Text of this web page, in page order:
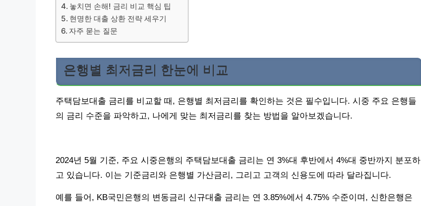
놓치면 손해! 금리 비교 핵심 팁
현명한 대출 상환 전략 세우기
자주 묻는 질문
은행별 최저금리 한눈에 비교
주택담보대출 금리를 비교할 때, 은행별 최저금리를 확인하는 것은 필수입니다. 시중 주요 은행들
의 금리 수준을 파악하고, 나에게 맞는 최저금리를 찾는 방법을 알아보겠습니다.
2024년 5월 기준, 주요 시중은행의 주택담보대출 금리는 연 3%대 후반에서 4%대 중반까지 분포하
고 있습니다. 이는 기준금리와 은행별 가산금리, 그리고 고객의 신용도에 따라 달라집니다.
예를 들어, KB국민은행의 변동금리 신규대출 금리는 연 3.85%에서 4.75% 수준이며, 신한은행은